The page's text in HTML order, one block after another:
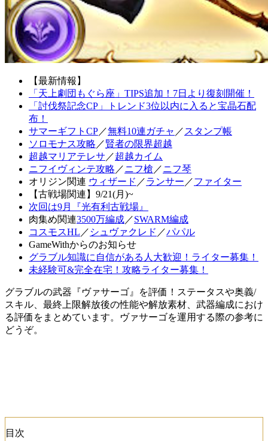
【最新情報】
「天上劇団もぐら座」TIPS追加！7日より復刻開催！
「討伐祭記念CP」トレンド3位以内に入ると宝晶石配
布！
サマーギフトCP／無料10連ガチャ ／ スタンプ帳
ソロモナス攻略 ／賢者の限界超越
超越マリアテレサ ／超越カイム
ニフイヴィンテ攻略 ／ニフ槍 ／ニフ琴
オリジン関連 ウィザード ／ランサー ／ファイター
【古戦場関連】9/21(月)~
次回は9月『光有利古戦場』
肉集め関連3500万編成／SWARM編成
コスモスHL ／ シュヴァクレド ／パパル
GameWithからのお知らせ
グラブル知識に自信がある人大歓迎！ライター募集！
未経験可&完全在宅！攻略ライター募集！
グラブルの武器『ヴァサーゴ』を評価！ステータスや奥義/
スキル、最終上限解放後の性能や解放素材、武器編成におけ
る評価をまとめています。ヴァサーゴを運用する際の参考に
どうぞ。
目次